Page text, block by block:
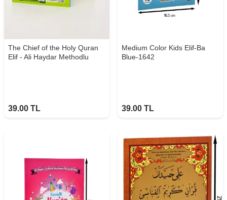
The Chief of the Holy Quran
Elif - Ali Haydar Methodlu
39.00 TL
Medium Color Kids Elif-Ba
Blue-1642
39.00 TL